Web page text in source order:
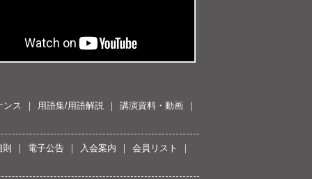
ンス 用語集/用語解説 講演資料・動画
電子公告 入会案内 会員リスト